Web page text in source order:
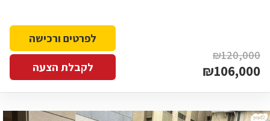
₪120,000
₪106,000
לפרטים ורכישה
לקבלת הצעה